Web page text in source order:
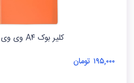
کلیر بوک A۴ وی وی داس
۱۹۵,۰۰۰ تومان